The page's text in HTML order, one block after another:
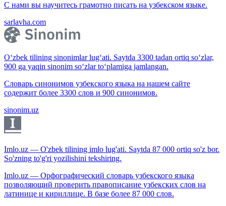
С нами вы научитесь грамотно писать на узбекском языке.
sarlavha.com
O‘zbek tilining sinonimlar lug‘ati. Saytda 3300 tadan ortiq so‘zlar,
900 ga yaqin sinonim so‘zlar to‘plamiga jamlangan.
Словарь синонимов узбекского языка на нашем сайте
содержит более 3300 слов и 900 синонимов.
sinonim.uz
Imlo.uz — O'zbek tilining imlo lug'ati. Saytda 87 000 ortiq so'z bor.
So'zning to'g'ri yozilishini tekshiring.
Imlo.uz — Орфографический словарь узбекского языка
позволяющий проверить правописание узбекских слов на
латинице и кириллице. В базе более 87 000 слов.